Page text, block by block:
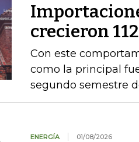
crecieron
Con este
como la principal
segundo semestre
ENERGÍA 01/08/2026